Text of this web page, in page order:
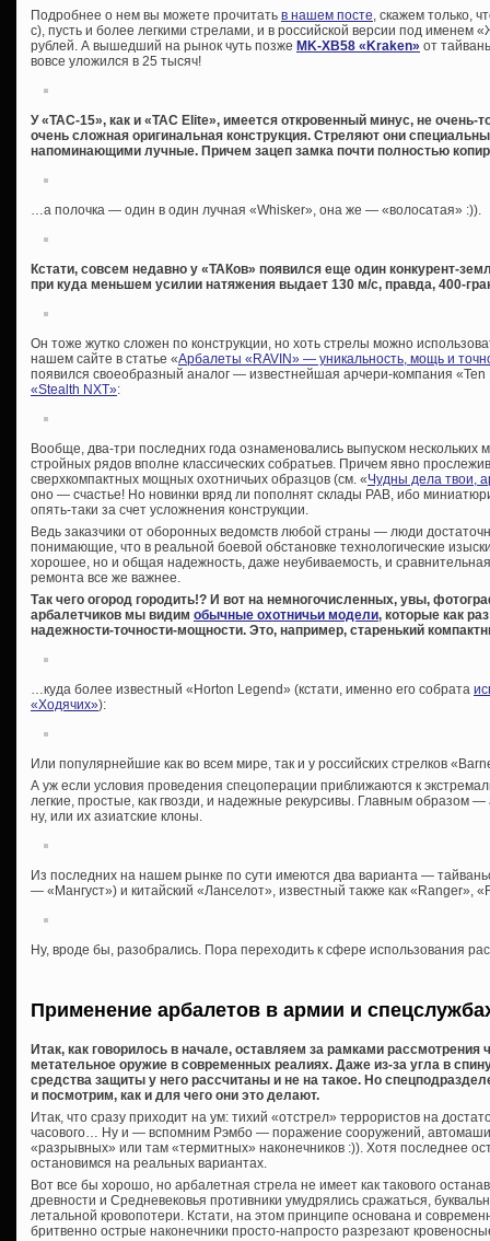
Подробнее о нем вы можете прочитать в нашем посте, скажем только,
с), пусть и более легкими стрелами, и в российской версии под именем
рублей. А вышедший на рынок чуть позже MK-XB58 «Kraken» от
вовсе уложился в 25 тысяч!
У «TAC-15», как и «TAC Elite», имеется откровенный минус, не
очень сложная оригинальная конструкция. Стреляют они
напоминающими лучные. Причем зацеп замка почти полностью
…а полочка — один в один лучная «Whisker», она же — «волосатая» :)).
Кстати, совсем недавно у «ТАКов» появился еще один конкурент-
при куда меньшем усилии натяжения выдает 130 м/с, правда, 400-
Он тоже жутко сложен по конструкции, но хоть стрелы можно
нашем сайте в статье «Арбалеты «RAVIN» — уникальность, мощь и
появился своеобразный аналог — известнейшая арчери-компания
«Stealth NXT»:
Вообще, два-три последних года ознаменовались выпуском
стройных рядов вполне классических собратьев. Причем явно
сверхкомпактных мощных охотничьих образцов (см. «Чудны дела твои,
оно — счастье! Но новинки вряд ли пополнят склады РАВ, ибо
опять-таки за счет усложнения конструкции.
Ведь заказчики от оборонных ведомств любой страны — люди
понимающие, что в реальной боевой обстановке технологические
хорошее, но и общая надежность, даже неубиваемость, и
ремонта все же важнее.
Так чего огород городить!? И вот на немногочисленных, увы,
арбалетчиков мы видим обычные охотничьи модели, которые как
надежности-точности-мощности. Это, например, старенький
…куда более известный «Horton Legend» (кстати, именно его собрата
«Ходячих»):
Или популярнейшие как во всем мире, так и у российских стрелков
А уж если условия проведения спецоперации приближаются к
легкие, простые, как гвозди, и надежные рекурсивы. Главным образом
ну, или их азиатские клоны.
Из последних на нашем рынке по сути имеются два варианта —
— «Мангуст») и китайский «Ланселот», известный также как «Ranger»,
Ну, вроде бы, разобрались. Пора переходить к сфере использования
Применение арбалетов в армии и
Итак, как говорилось в начале, оставляем за рамками рассмотрения
метательное оружие в современных реалиях. Даже из-за угла в
средства защиты у него рассчитаны и не на такое. Но
и посмотрим, как и для чего они это делают.
Итак, что сразу приходит на ум: тихий «отстрел» террористов на
часового… Ну и — вспомним Рэмбо — поражение сооружений,
«разрывных» или там «термитных» наконечников :)). Хотя последнее
остановимся на реальных вариантах.
Вот все бы хорошо, но арбалетная стрела не имеет как такового
древности и Средневековья противники умудрялись сражаться,
летальной кровопотери. Кстати, на этом принципе основана и
бритвенно острые наконечники просто-напросто разрезают